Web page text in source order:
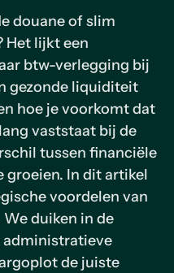
douane of slim
Het lijkt een
btw-verlegging bij
gezonde liquiditeit
hoe je voorkomt dat
vaststaat bij de
tussen financiële
groeien. In dit artikel
voordelen van
duiken in de
administratieve
de juiste